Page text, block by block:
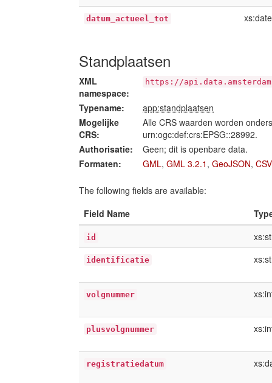
datum_actueel_tot
Standplaatsen
XML
namespace:
https://
Typename:
app:standplaatsen
Mogelijke
CRS:
Alle CRS waarden worden
urn:ogc:def:crs:EPSG::28992.
Authorisatie:
Geen; dit is openbare data.
Formaten:
GML, GML 3.2.1 , GeoJSON, CSV
The following fields are available:
Field Name
id
identificatie
volgnummer
plusvolgnummer
registratiedatum